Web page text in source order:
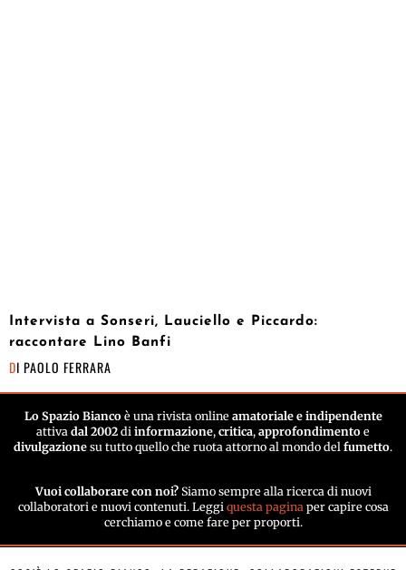
Intervista a Sonseri, Lauciello e Piccardo:
raccontare Lino Banfi
DI PAOLO FERRARA
Lo Spazio Biancoè una rivista online amatoriale e indipendente
attiva dal 2002 di informazione, critica, approfondimento e
divulgazione su tutto quello che ruota attorno al mondo del fumetto.
Vuoi collaborare con noi? Siamo sempre alla ricerca di nuovi
collaboratori e nuovi contenuti. Leggi questa pagina per capire cosa
cerchiamo e come fare per proporti.